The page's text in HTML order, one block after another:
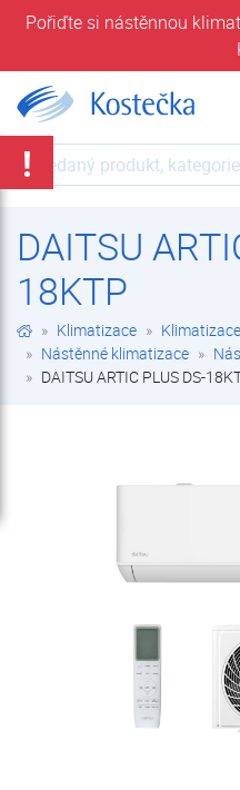
Pořiďte si nástěnnou
Prohledat web
DAITSU
18KTP
Klimatizace
Nástěnné klimatizace
DAITSU ARTIC PLUS DS-
!